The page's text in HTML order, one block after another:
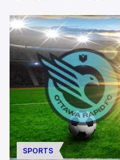
SPORTS